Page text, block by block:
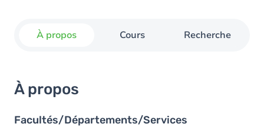
À propos Cours Recherche
À propos
Facultés/Départements/Services